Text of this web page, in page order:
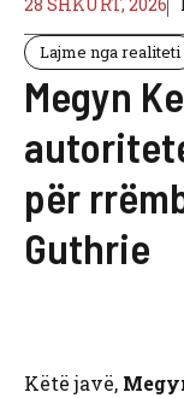
Lajme nga realiteti
Megyn
për
Guthrie
Këtë javë,